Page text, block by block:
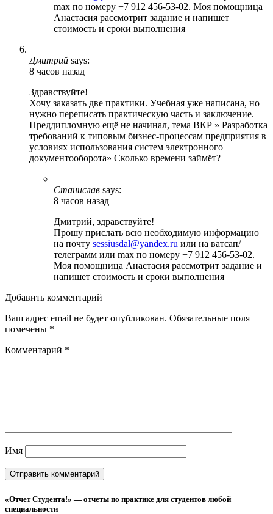
max по номеру +7 912 456-53-02. Моя помощница
Анастасия рассмотрит задание и напишет
стоимость и сроки выполнения
Дмитрий says:
8 часов назад
Здравствуйте!
Хочу заказать две практики. Учебная уже написана, но
нужно переписать практическую часть и заключение.
Преддипломную ещё не начинал, тема ВКР » Разработка
требований к типовым бизнес-процессам предприятия в
условиях использования систем электронного
документооборота» Сколько времени займёт?
Станислав says:
8 часов назад
Дмитрий, здравствуйте!
Прошу прислать всю необходимую информацию
на почту sessiusdal@yandex.ru или на ватсап/
телеграмм или max по номеру +7 912 456-53-02.
Моя помощница Анастасия рассмотрит задание и
напишет стоимость и сроки выполнения
Добавить комментарий
Ваш адрес email не будет опубликован. Обязательные поля
помечены *
Комментарий *
Имя
«Отчет Студента!» — отчеты по практике для студентов любой
специальности